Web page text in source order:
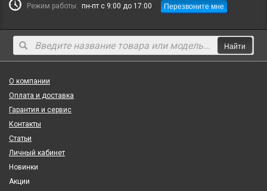
Режим работы: пн-пт с 9:00 до 17:00 Перезвоните мне
Найти
О компании
Оплата и доставка
Гарантия и сервис
Контакты
Статьи
Личный кабинет
Новинки
Акции